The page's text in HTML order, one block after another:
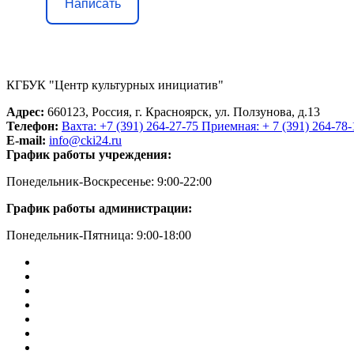
Написать
КГБУК "Центр культурных инициатив"
Адрес: 660123, Россия, г. Красноярск, ул. Ползунова, д.13
Телефон: Вахта: +7 (391) 264-27-75 Приемная: + 7 (391) 264-78-
E-mail: info@cki24.ru
График работы учреждения:
Понедельник-Воскресенье: 9:00-22:00
График работы администрации:
Понедельник-Пятница: 9:00-18:00